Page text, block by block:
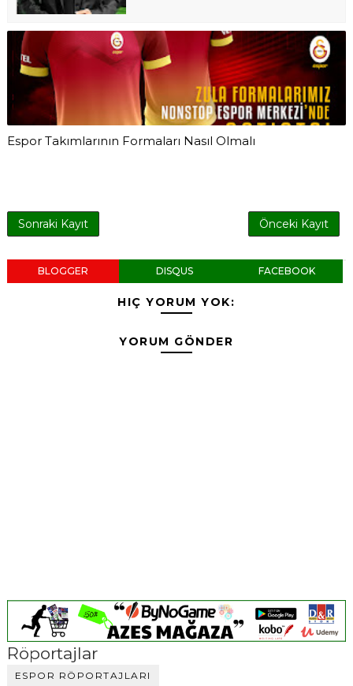
Espor Takımlarının Formaları Nasıl Olmalı
Sonraki Kayıt Önceki Kayıt
BLOGGER DISQUS FACEBOOK
HIÇ YORUM YOK:
YORUM GÖNDER
Röportajlar
ESPOR RÖPORTAJLARI